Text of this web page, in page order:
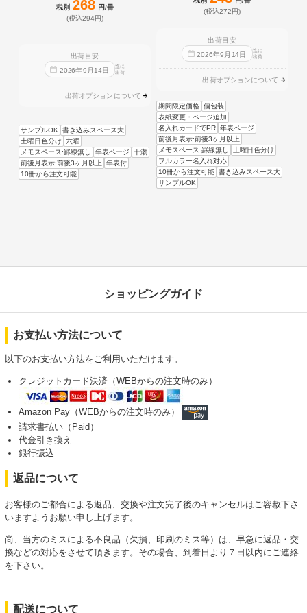
税別 268 円/冊
(税込294円)
出荷目安
2026年9 月 14日
迄に
出荷
出荷オプションについて
サンプルOK
書き込みスペース大
土曜日色分け
六曜
メモスペース:罫線無し
年表ページ
干潮
前後月表示:前後3ヶ月以上
年表付
10冊から注文可能
(税込272円)
出荷目安
2026年9 月 14日
迄に
出荷
出荷オプションについて
期間限定価格 個包装
表紙変更・ページ追加
名入れカードでPR 年表ページ
前後月表示:前後3ヶ月以上
メモスペース:罫線無し
土曜日色分け
フルカラー名入れ対応
10冊から注文可能 書き込みスペース大
サンプルOK
ショッピングガイド
お支払い方法について
以下のお支払い方法をご利用いただけます。
クレジットカード決済（WEBからの注文時のみ）
Amazon Pay（WEBからの注文時のみ）
請求書払い（Paid）
代金引き換え
銀行振込
返品について
お客様のご都合による返品、交換や注文完了後のキャンセルはご容赦下さ
いますようお願い申し上げます。
尚、当方のミスによる不良品（欠損、印刷のミス等）は、早急に返品・交
換などの対応をさせて頂きます。その場合、到着日より７日以内にご連絡
を下さい。
配送について